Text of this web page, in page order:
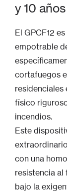
y 10
El GPCF12
empotrable
cortafuegos
residenciales
físico
incendios.
Este
con una
resistencia al
bajo la